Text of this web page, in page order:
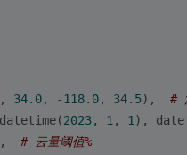
, 34.0, -118.0, 34.5), #
2023, 1 , 1 ),
, # 云量阈值%